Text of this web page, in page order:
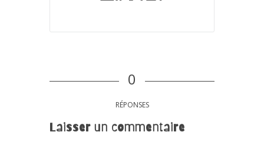
0
RÉPONSES
Laisser un commentaire